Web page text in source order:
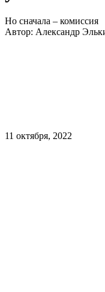
Но сначала – комиссия
Автор: Александр
11 октября, 2022